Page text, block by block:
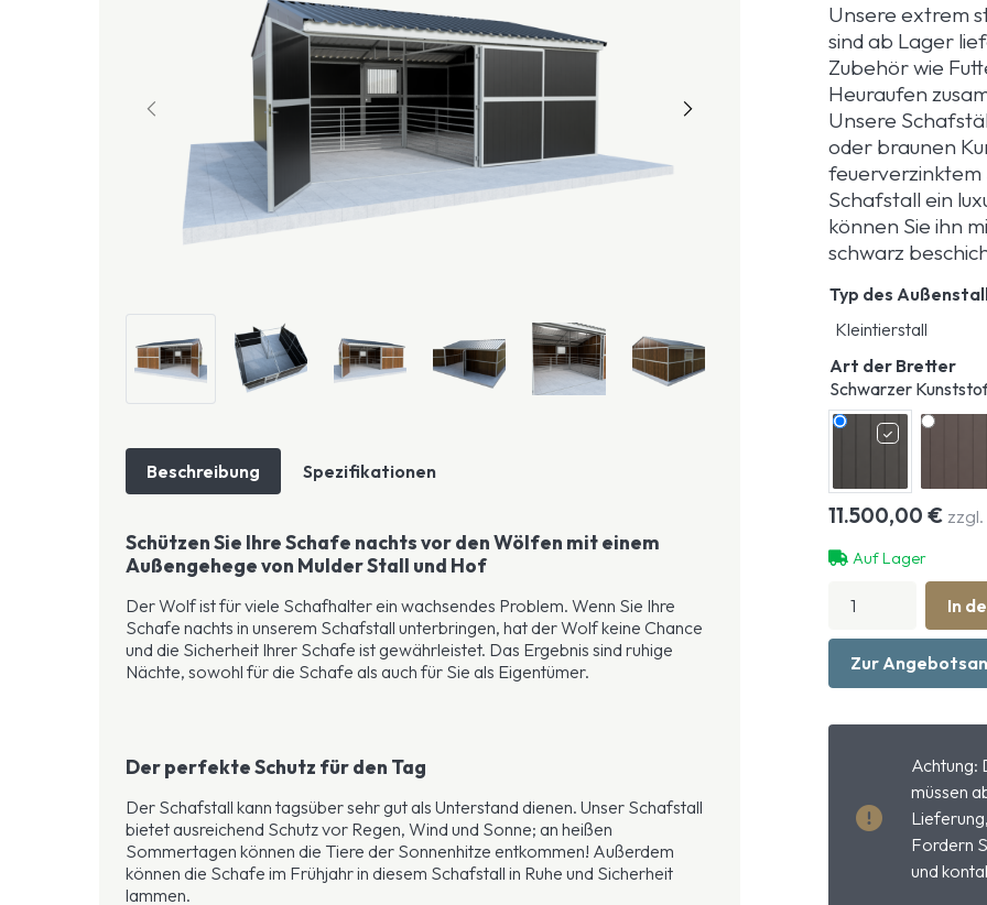
Unsere extrem
sind ab Lager
Zubehör wie
Heuraufen
Unsere
oder braunen
feuerverzinktem
Schafstall ein
können Sie ihn
schwarz
Typ des
Art der Bretter
Schwarzer
11.500,00 €
Auf Lager
Vollständiger
Schafstall
Menge
In
Zur
Achtung:
müssen
Fordern
und
Beschreibung Spezifikationen
Schützen Sie Ihre Schafe nachts vor den Wölfen mit einem
Außengehege von Mulder Stall und Hof
Der Wolf ist für viele Schafhalter ein wachsendes Problem. Wenn Sie Ihre
Schafe nachts in unserem Schafstall unterbringen, hat der Wolf keine Chance
und die Sicherheit Ihrer Schafe ist gewährleistet. Das Ergebnis sind ruhige
Nächte, sowohl für die Schafe als auch für Sie als Eigentümer.
Der perfekte Schutz für den Tag
Der Schafstall kann tagsüber sehr gut als Unterstand dienen. Unser Schafstall
bietet ausreichend Schutz vor Regen, Wind und Sonne; an heißen
Sommertagen können die Tiere der Sonnenhitze entkommen! Außerdem
können die Schafe im Frühjahr in diesem Schafstall in Ruhe und Sicherheit
lammen.